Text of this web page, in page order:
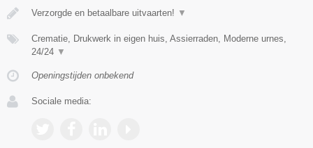
Verzorgde en betaalbare uitvaarten! ▼
Crematie, Drukwerk in eigen huis, Assierraden, Moderne urnes,
24/24 ▼
Openingstijden onbekend
Sociale media: